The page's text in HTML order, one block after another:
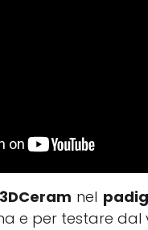
3DCeram nel
e per testare dal